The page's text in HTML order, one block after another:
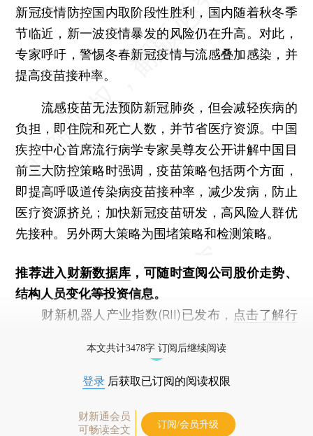
新冠疫情防控国内取阶段性胜利，国内随着秋冬季
节临近，新一波疫情暴发的风险仍在升高。对此，
专家呼吁，警惕冬春新冠疫情与流感叠加感染，并
提高疫苗接种率。
流感疫苗无法预防新冠肺炎，但会减轻疾病的
负担，即住院和死亡人数，并节省医疗资源。中国
疾控中心首席流行病学专家吴尊友公开讲解中国目
前三大防控策略时强调，疫苗策略包括两个方面，
即提高呼吸道传染病疫苗接种率，减少发病，防止
医疗资源挤兑；加快新冠疫苗研发，高风险人群优
先接种。另外两大策略为围堵策略和检测策略。
推荐进入财新数据库 ，可随时查阅公司股价走势、
结构人员变化等投资信息。
财新机器人产业指数(RII)已发布， 点击了解行
本文共计3478字 订阅后继续阅读
登录 后获取已订阅的阅读权限
财新通会员
可畅读全文
订阅/会员升级